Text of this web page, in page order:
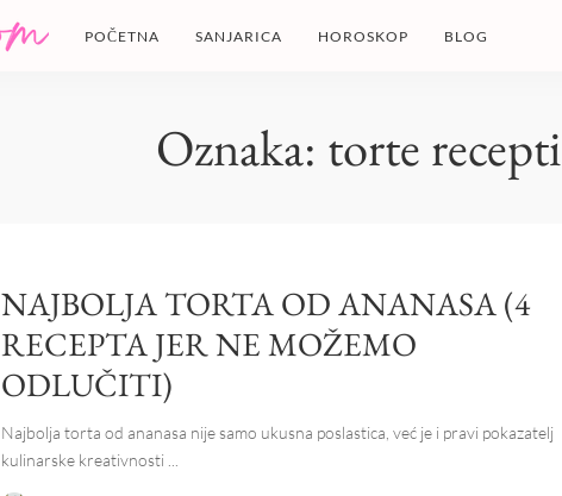
POČETNA SANJARICA HOROSKOP BLOG
Oznaka: torte recepti
NAJBOLJA TORTA OD ANANASA (4
RECEPTA JER NE MOŽEMO
ODLUČITI)
Najbolja torta od ananasa nije samo ukusna poslastica, već je i pravi pokazatelj
kulinarske kreativnosti